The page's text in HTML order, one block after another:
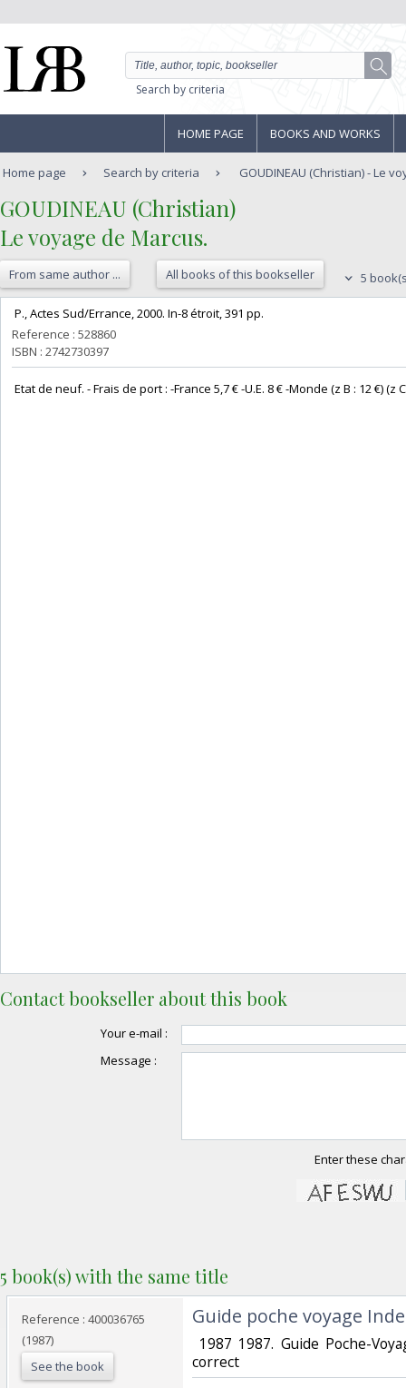
Search by criteria
HOME PAGE BOOKS AND WORKS
Home page Search by criteria GOUDINEAU (Christian) - Le
‎GOUDINEAU (Christian)‎
‎Le voyage de Marcus.‎
From same author ... All books of this bookseller 5
‎ P., Actes Sud/Errance, 2000. In-8 étroit, 391 pp. ‎
Reference : 528860
ISBN : 2742730397
Etat de neuf. - Frais de port : -France 5,7 € -U.E. 8 € -Monde (z B : 12 €) (z
Contact bookseller about this book
Your e-mail :
Message :
Enter these
5 book(s) with the same title
Reference : 400036765
(1987)
See the book
‎Guide poche voyage
1987 1987. Guide Poche-
correct‎